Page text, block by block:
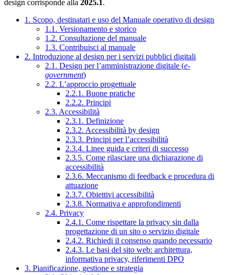
design corrisponde alla 2025.1.
1. Scopo, destinatari e uso del Manuale operativo di design
1.1. Versionamento e storico
1.2. Consultazione del manuale
1.3. Contribuisci al manuale
2. Introduzione al design per i servizi pubblici digitali
2.1. Design per l’amministrazione digitale (e-
government)
2.2. L’approccio progettuale
2.2.1. Buone pratiche
2.2.2. Principi
2.3. Accessibilità
2.3.1. Definizione
2.3.2. Accessibilità by design
2.3.3. Principi per l’accessibilità
2.3.4. Linee guida e criteri di successo
2.3.5. Come rilasciare una dichiarazione di
accessibilità
2.3.6. Meccanismo di feedback e procedura di
attuazione
2.3.7. Obiettivi accessibilità
2.3.8. Normativa e approfondimenti
2.4. Privacy
2.4.1. Come rispettare la privacy sin dalla
progettazione di un sito o servizio digitale
2.4.2. Richiedi il consenso quando necessario
2.4.3. Le basi del sito web: architettura,
informativa privacy, riferimenti DPO
3. Pianificazione, gestione e strategia